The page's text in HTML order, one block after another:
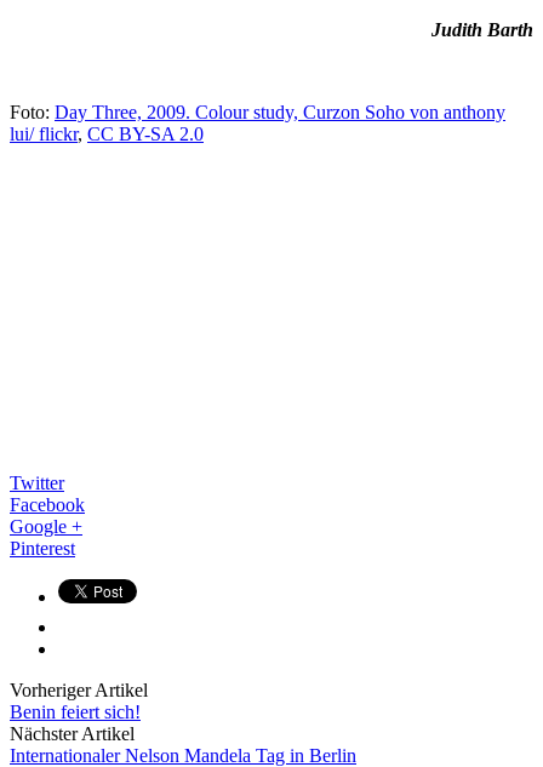
Judith Barth
Foto: Day Three, 2009. Colour study, Curzon Soho von anthony
lui/ flickr, CC BY-SA 2.0
Twitter
Facebook
Google +
Pinterest
Vorheriger Artikel
Benin feiert sich!
Nächster Artikel
Internationaler Nelson Mandela Tag in Berlin